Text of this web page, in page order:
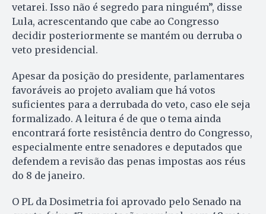
vetarei. Isso não é segredo para ninguém”, disse
Lula, acrescentando que cabe ao Congresso
decidir posteriormente se mantém ou derruba o
veto presidencial.
Apesar da posição do presidente, parlamentares
favoráveis ao projeto avaliam que há votos
suficientes para a derrubada do veto, caso ele seja
formalizado. A leitura é de que o tema ainda
encontrará forte resistência dentro do Congresso,
especialmente entre senadores e deputados que
defendem a revisão das penas impostas aos réus
do 8 de janeiro.
O PL da Dosimetria foi aprovado pelo Senado na